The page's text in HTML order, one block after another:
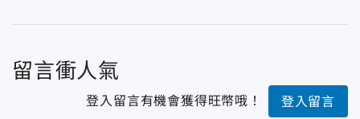
留言衝人氣
登入留言有機會獲得旺幣哦！ 登入留言